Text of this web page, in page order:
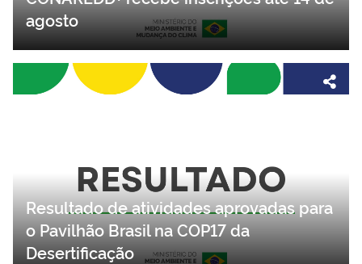
Processo seletivo para composição da
CONAREDD+ recebe inscrições até 14 de
agosto
Resultado de atividades aprovadas para